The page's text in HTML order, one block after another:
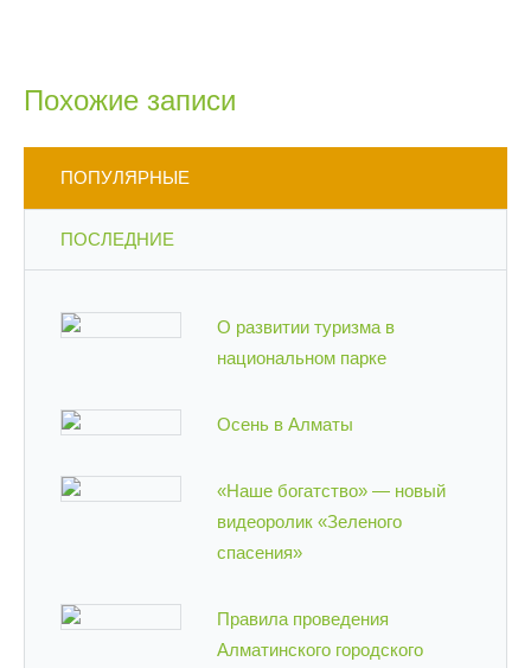
Похожие записи
ПОПУЛЯРНЫЕ
ПОСЛЕДНИЕ
О развитии туризма в
национальном парке
Осень в Алматы
«Наше богатство» — новый
видеоролик «Зеленого
спасения»
Правила проведения
Алматинского городского